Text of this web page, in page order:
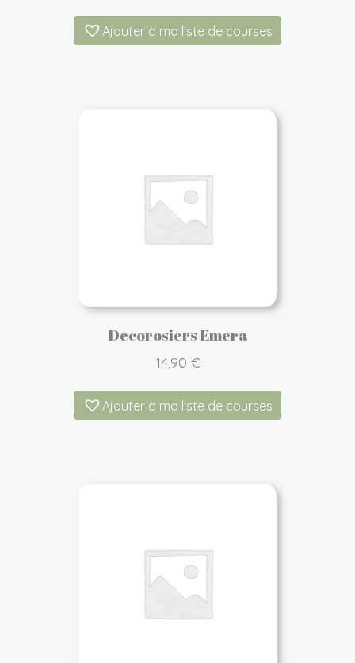
Ajouter à ma liste de courses
Decorosiers Emera
14,90 €
Ajouter à ma liste de courses